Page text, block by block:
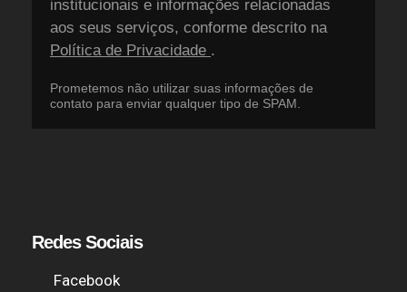
institucionais e informações relacionadas
aos seus serviços, conforme descrito na
Política de Privacidade .
Prometemos não utilizar suas informações de
contato para enviar qualquer tipo de SPAM.
Redes Sociais
Facebook